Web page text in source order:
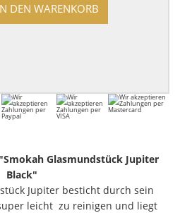
DEN WARENKORB
Glasmundstück Jupiter
Black"
Jupiter besticht durch sein
leicht zu reinigen und liegt